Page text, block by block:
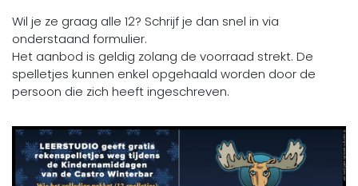
Wil je ze graag alle 12? Schrijf je dan snel in via
onderstaand formulier.
Het aanbod is geldig zolang de voorraad strekt. De
spelletjes kunnen enkel opgehaald worden door de
persoon die zich heeft ingeschreven.